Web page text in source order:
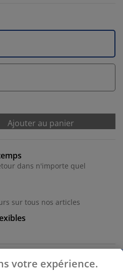
Ajouter au panier
dans n'importe quel
sur tous nos articles
votre expérience.